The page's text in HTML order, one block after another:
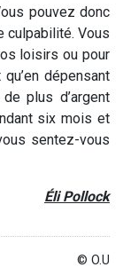
pouvez donc
culpabilité. Vous
loisirs ou pour
dépensant
plus d’argent
six mois et
sentez-vous
Éli Pollock
© O.U